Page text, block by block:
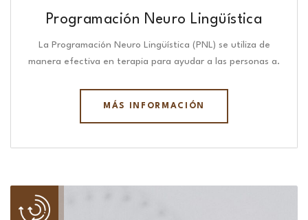
Programación Neuro Lingüística​
La Programación Neuro Lingüística (PNL) se utiliza de
manera efectiva en terapia para ayudar a las personas a.
MÁS INFORMACIÓN